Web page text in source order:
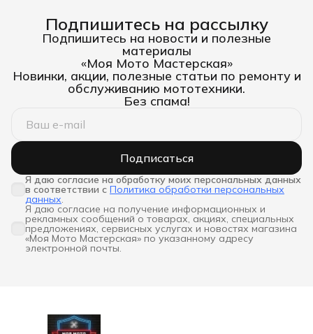
Подпишитесь на рассылку
Подпишитесь на новости и полезные
материалы
«Моя Мото Мастерская»
Новинки, акции, полезные статьи по ремонту и
обслуживанию мототехники.
Без спама!
Подписаться
Я даю согласие на обработку моих персональных данных
в соответствии с Политика обработки персональных
данных.
Я даю согласие на получение информационных и
рекламных сообщений о товарах, акциях, специальных
предложениях, сервисных услугах и новостях магазина
«Моя Мото Мастерская» по указанному адресу
электронной почты.